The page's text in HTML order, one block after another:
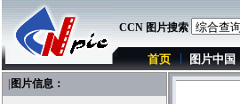
CCN 图片搜索
首页 图片中国
图片信息：